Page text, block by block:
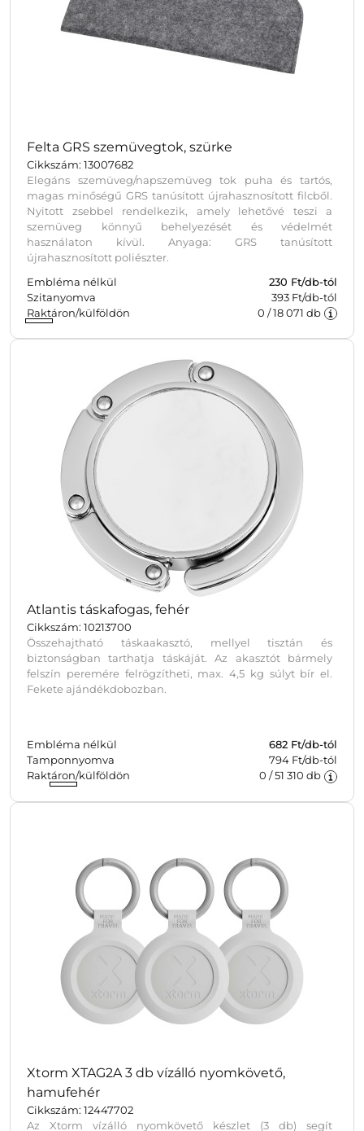
Felta GRS szemüvegtok, szürke
Cikkszám: 13007682
Elegáns szemüveg/nap­szemüveg tok puha és tartós,
magas minőségű GRS tanúsított újrahasznosított filcből.
Nyitott zsebbel rendelkezik, amely lehetővé teszi a
szemüveg könnyű behelyezését és védelmét
használaton kívül. Anyaga: GRS tanúsított
újrahasznosított poliészter.
Embléma nélkül
230 Ft/db-tól
Szitanyomva
393 Ft/db-tól
Raktáron/külföldön
0 /18 071 db
Atlantis táskafogas, fehér
Cikkszám: 10213700
Összehajtható táskaakasztó, mellyel tisztán és
biztonságban tarthatja táskáját. Az akasztót bármely
felszín peremére felrögzítheti, max. 4,5 kg súlyt bír el.
Fekete ajándékdobozban.
Embléma nélkül 682 Ft/db-tól
Tamponnyomva
794 Ft/db-tól
Raktáron/külföldön
0 /51 310 db
Xtorm XTAG2A 3 db vízálló nyomkövető,
hamufehér
Cikkszám: 12447702
Az Xtorm vízálló nyomkövető készlet (3 db) segít